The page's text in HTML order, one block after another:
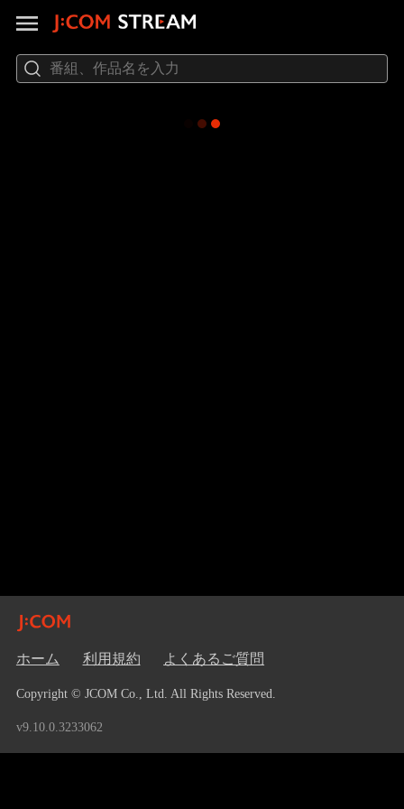
ホーム 利用規約 よくあるご質問
Copyright © JCOM Co., Ltd. All Rights Reserved.
v9.10.0.3233062